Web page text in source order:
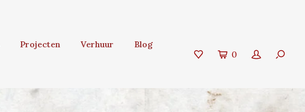
Projecten Verhuur
Blog
0